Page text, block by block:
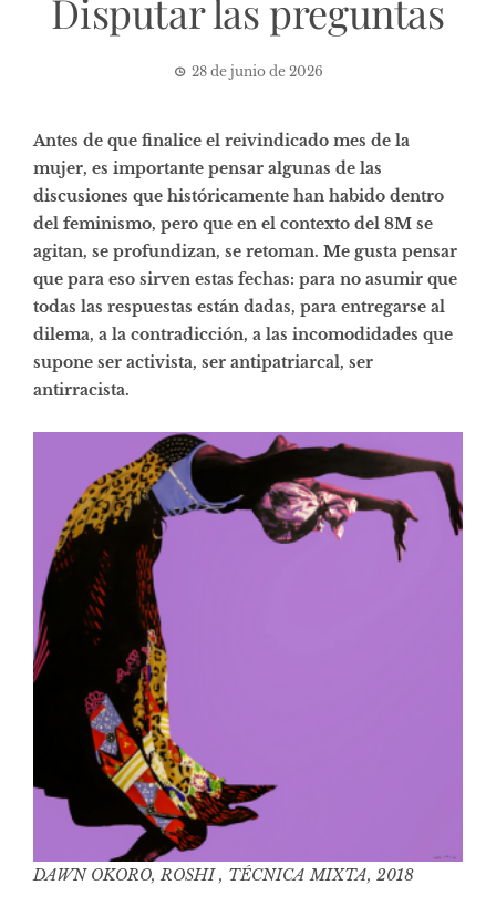
Disputar las preguntas
28 de junio de 2026
Antes de que finalice el reivindicado mes de la
mujer, es importante pensar algunas de las
discusiones que históricamente han habido dentro
del feminismo, pero que en el contexto del 8M se
agitan, se profundizan, se retoman. Me gusta pensar
que para eso sirven estas fechas: para no asumir que
todas las respuestas están dadas, para entregarse al
dilema, a la contradicción, a las incomodidades que
supone ser activista, ser antipatriarcal, ser
antirracista.
DAWN OKORO, ROSHI , TÉCNICA MIXTA, 2018